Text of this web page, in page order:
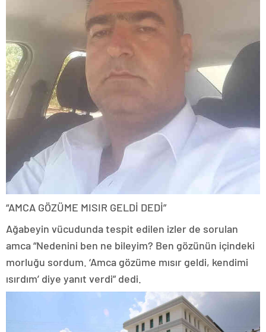
“AMCA GÖZÜME MISIR GELDİ DEDİ”
Ağabeyin vücudunda tespit edilen izler de sorulan
amca “Nedenini ben ne bileyim? Ben gözünün içindeki
morluğu sordum. ‘Amca gözüme mısır geldi, kendimi
ısırdım’ diye yanıt verdi” dedi.